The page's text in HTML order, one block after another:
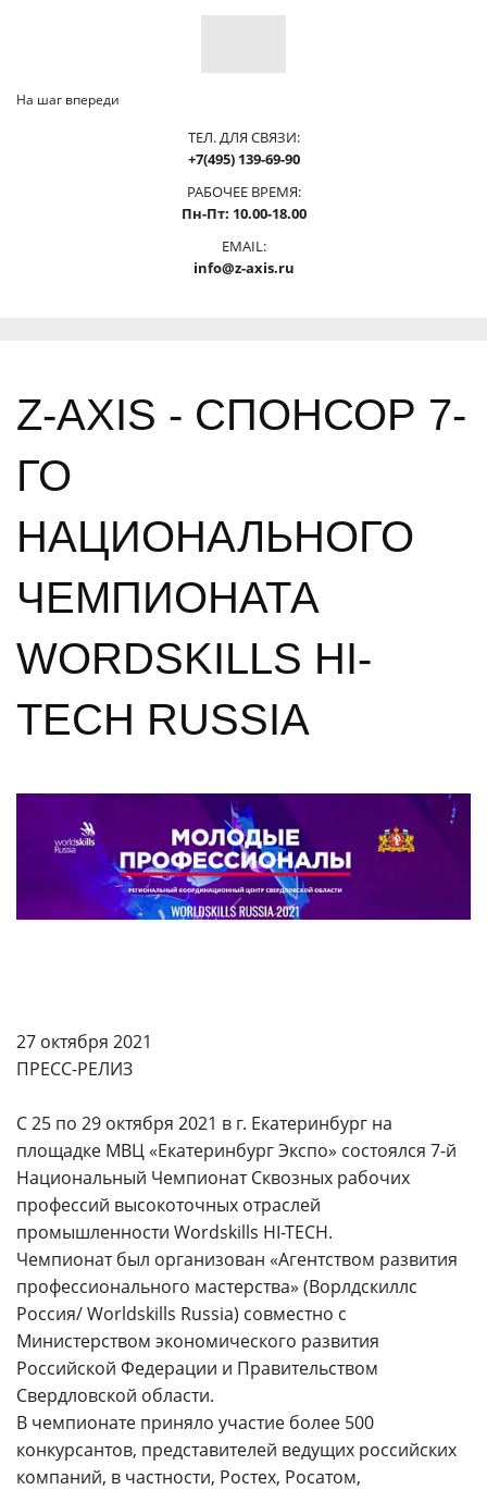
На шаг впереди
ТЕЛ. ДЛЯ СВЯЗИ:
+7(495) 139-69-90
РАБОЧЕЕ ВРЕМЯ:
Пн-Пт: 10.00-18.00
EMAIL:
info@z-axis.ru
Z-AXIS - СПОНСОР 7-
ГО
НАЦИОНАЛЬНОГО
ЧЕМПИОНАТА
WORDSKILLS HI-
TECH RUSSIA
27 октября 2021
ПРЕСС-РЕЛИЗ
С 25 по 29 октября 2021 в г. Екатеринбург на
площадке МВЦ «Екатеринбург Экспо» состоялся 7-й
Национальный Чемпионат Сквозных рабочих
профессий высокоточных отраслей
промышленности Wordskills HI-TECH.
Чемпионат был организован «Агентством развития
профессионального мастерства» (Ворлдскиллс
Россия/ Worldskills Russia) совместно с
Министерством экономического развития
Российской Федерации и Правительством
Свердловской области.
В чемпионате приняло участие более 500
конкурсантов, представителей ведущих российских
компаний, в частности, Ростех, Росатом,